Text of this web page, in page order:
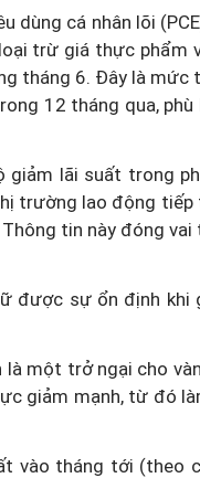
dùng cá nhân lõi
trừ giá thực phẩm
tháng 6. Đây là mức
12 tháng qua, phù
giảm lãi suất trong
trường lao động tiếp
tin này đóng
được sự ổn định khi
là một trở ngại cho
giảm mạnh, từ đó
vào tháng tới (theo